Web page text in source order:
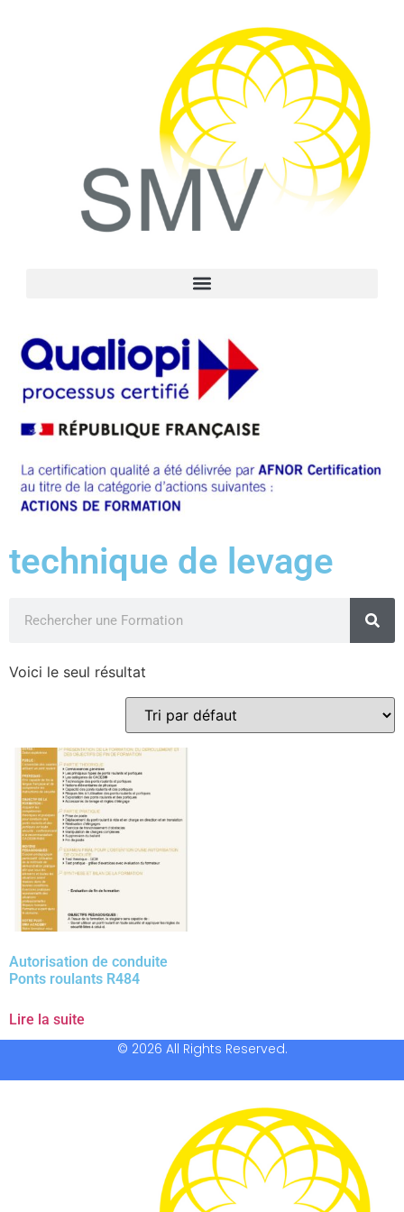
technique de levage
Voici le seul résultat
Autorisation de conduite
Ponts roulants R484
Lire la suite
© 2026 All Rights Reserved.